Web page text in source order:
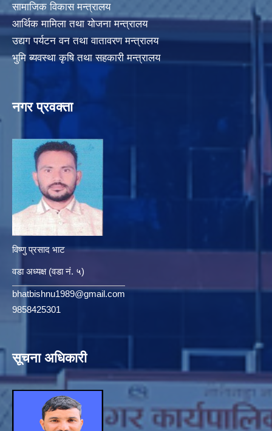
सामाजिक विकास मन्त्रालय
आर्थिक मामिला तथा योजना मन्त्रालय
उद्यग पर्यटन वन तथा वातावरण मन्त्रालय
भुमि ब्यवस्था कृषि तथा सहकारी मन्त्रालय
नगर प्रवक्ता
विष्णु प्रसाद भाट
वडा अध्यक्ष (वडा नं. ५)
bhatbishnu1989@gmail.com
9858425301
सूचना अधिकारी